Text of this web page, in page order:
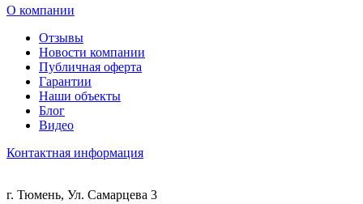
О компании
Отзывы
Новости компании
Публичная оферта
Гарантии
Наши объекты
Блог
Видео
Контактная информация
г. Тюмень, Ул. Самарцева 3